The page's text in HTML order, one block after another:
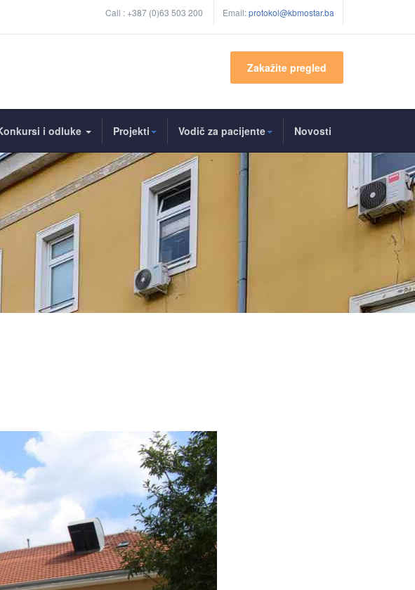
Call : +387 (0)63 503 200 Email:protokol@kbmostar.ba
Zakažite pregled
i odluke Projekti Vodič za pacijente Novosti